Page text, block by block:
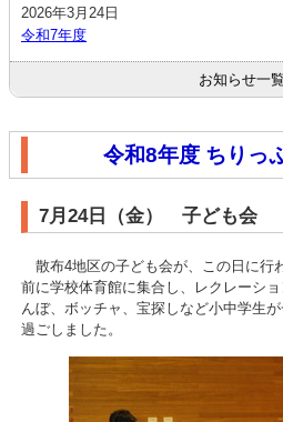
2026年3月24日
令和7年度
お知らせ一
令和8年度 ちりっ
7月24日（金） 子ども会
散布4地区の子ども会が、この日に行
前に学校体育館に集合し、レクレーシ
んぼ、ボッチャ、宝探しなど小中学生
過ごしました。